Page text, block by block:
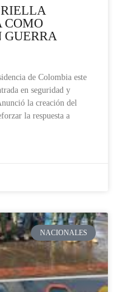
COMO
de Colombia este
en seguridad y
la creación del
la respuesta a
NACIONALES